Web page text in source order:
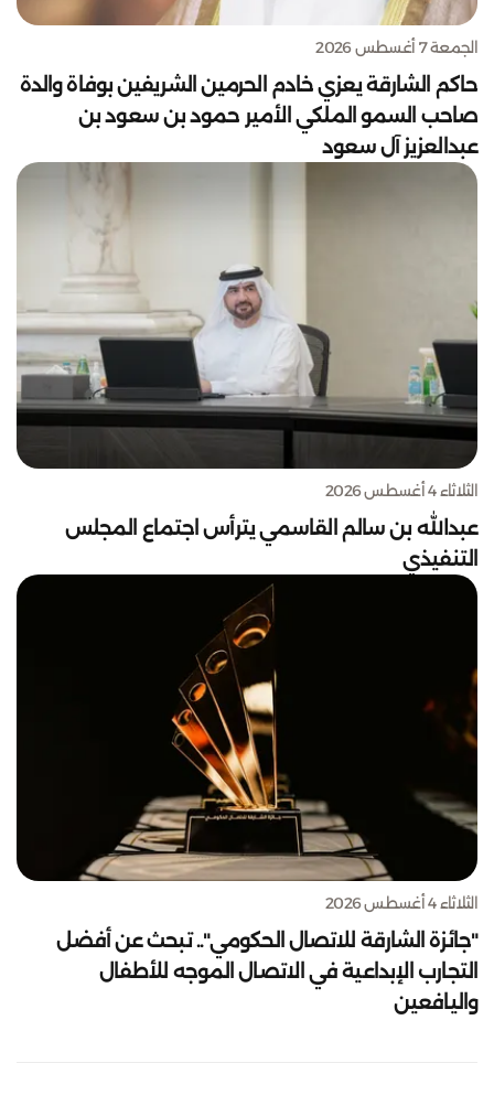
الجمعة 7 أغسطس 2026
حاكم الشارقة يعزي خادم الحرمين الشريفين بوفاة والدة
صاحب السمو الملكي الأمير حمود بن سعود بن
عبدالعزيز آل سعود
الثلاثاء 4 أغسطس 2026
عبدالله بن سالم القاسمي يترأس اجتماع المجلس
التنفيذي
الثلاثاء 4 أغسطس 2026
"جائزة الشارقة للاتصال الحكومي".. تبحث عن أفضل
التجارب الإبداعية في الاتصال الموجه للأطفال
واليافعين